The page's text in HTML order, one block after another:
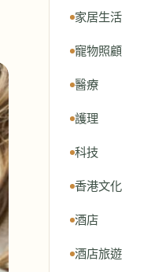
家居生活
寵物照顧
醫療
護理
科技
香港文化
酒店
酒店旅遊